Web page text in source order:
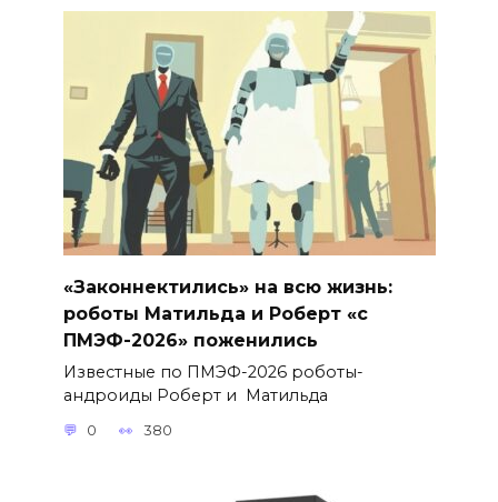
«Законнектились» на всю жизнь:
роботы Матильда и Роберт «с
ПМЭФ-2026» поженились
Известные по ПМЭФ-2026 роботы-
андроиды Роберт и Матильда
0 380